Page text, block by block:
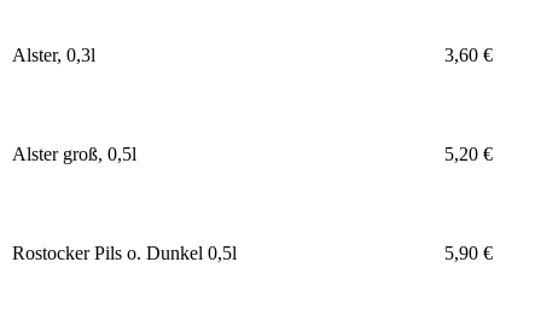
Alster, 0,3l 3,60 €
Alster groß, 0,5l 5,20 €
Rostocker Pils o. Dunkel 0,5l 5,90 €